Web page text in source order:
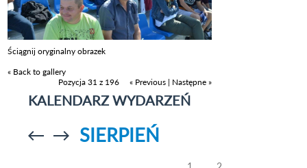
Ściągnij oryginalny obrazek
« Back to gallery
Pozycja 31 z 196
« Previous | Następne »
KALENDARZ WYDARZEŃ
Przejdź doPrzejdź do
SIERPIEŃ